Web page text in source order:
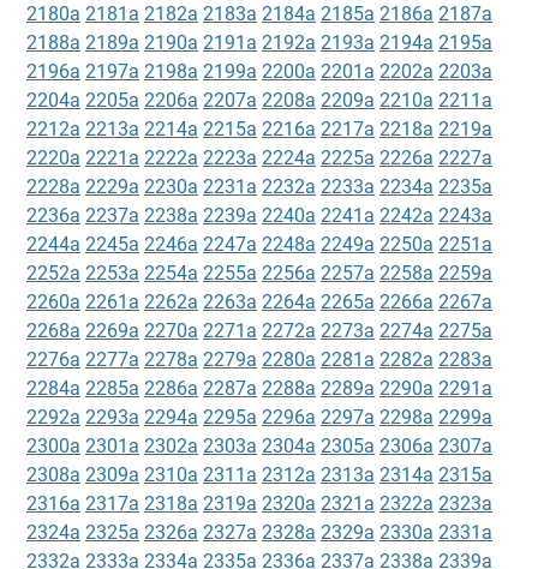
2180a 2181a 2182a 2183a 2184a 2185a 2186a 2187a
2188a 2189a 2190a 2191a 2192a 2193a 2194a 2195a
2196a 2197a 2198a 2199a 2200a 2201a 2202a 2203a
2204a 2205a 2206a 2207a 2208a 2209a 2210a 2211a
2212a 2213a 2214a 2215a 2216a 2217a 2218a 2219a
2220a 2221a 2222a 2223a 2224a 2225a 2226a 2227a
2228a 2229a 2230a 2231a 2232a 2233a 2234a 2235a
2236a 2237a 2238a 2239a 2240a 2241a 2242a 2243a
2244a 2245a 2246a 2247a 2248a 2249a 2250a 2251a
2252a 2253a 2254a 2255a 2256a 2257a 2258a 2259a
2260a 2261a 2262a 2263a 2264a 2265a 2266a 2267a
2268a 2269a 2270a 2271a 2272a 2273a 2274a 2275a
2276a 2277a 2278a 2279a 2280a 2281a 2282a 2283a
2284a 2285a 2286a 2287a 2288a 2289a 2290a 2291a
2292a 2293a 2294a 2295a 2296a 2297a 2298a 2299a
2300a 2301a 2302a 2303a 2304a 2305a 2306a 2307a
2308a 2309a 2310a 2311a 2312a 2313a 2314a 2315a
2316a 2317a 2318a 2319a 2320a 2321a 2322a 2323a
2324a 2325a 2326a 2327a 2328a 2329a 2330a 2331a
2332a 2333a 2334a 2335a 2336a 2337a 2338a 2339a